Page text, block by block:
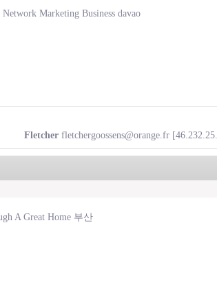
Marketing Business davao
Fletcher fletchergoossens@orange.fr
A Great Home 부산